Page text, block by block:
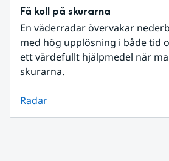
Få koll på skurarna
En väderradar övervakar
med hög upplösning i både tid
ett värdefullt hjälpmedel när
skurarna.
Radar